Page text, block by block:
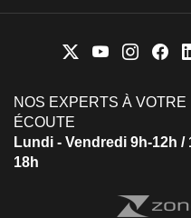
NOS EXPERTS À VOTRE
ÉCOUTE
Lundi - Vendredi 9h-12h /
18h